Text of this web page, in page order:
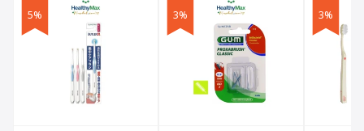
5% 3% 3%